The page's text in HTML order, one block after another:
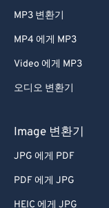
MP3 변환기
MP4 에게 MP3
Video 에게 MP3
오디오 변환기
Image 변환기
JPG 에게 PDF
PDF 에게 JPG
HEIC 에게 JPG